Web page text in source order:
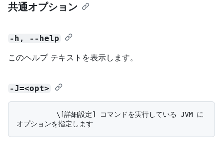
共通オプション
-h, --help
このヘルプ テキストを表示します。
-J=<opt>